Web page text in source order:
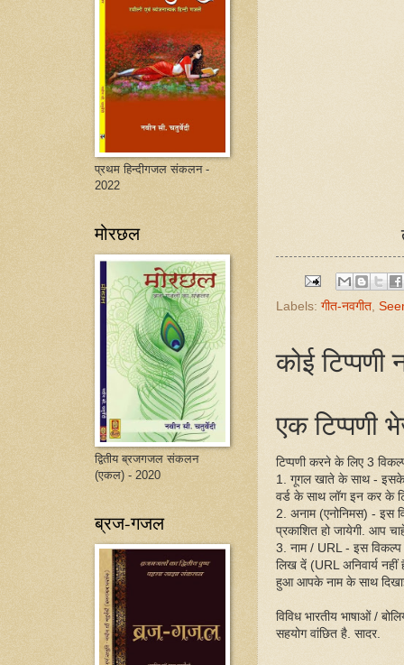
Labels: गीत-नवगीत
कोई टिप्पणी
एक टिप्पणी
टिप्पणी करने के लिए 3
1. गूगल खाते के साथ -
वर्ड के साथ लॉग इन कर के
2. अनाम (एनोनिमस) - इस
प्रकाशित हो जायेगी. आप
3. नाम / URL - इस
लिख दें (URL अनिवार्य
हुआ आपके नाम के साथ
विविध भारतीय भाषाओं /
सहयोग वांछित है. सादर.
प्रथम हिन्दीगजल संकलन -
2022
मोरछल
द्वितीय ब्रजगजल संकलन
(एकल) - 2020
ब्रज-गजल